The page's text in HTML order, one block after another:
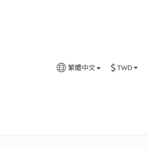
繁體中文 $ TWD